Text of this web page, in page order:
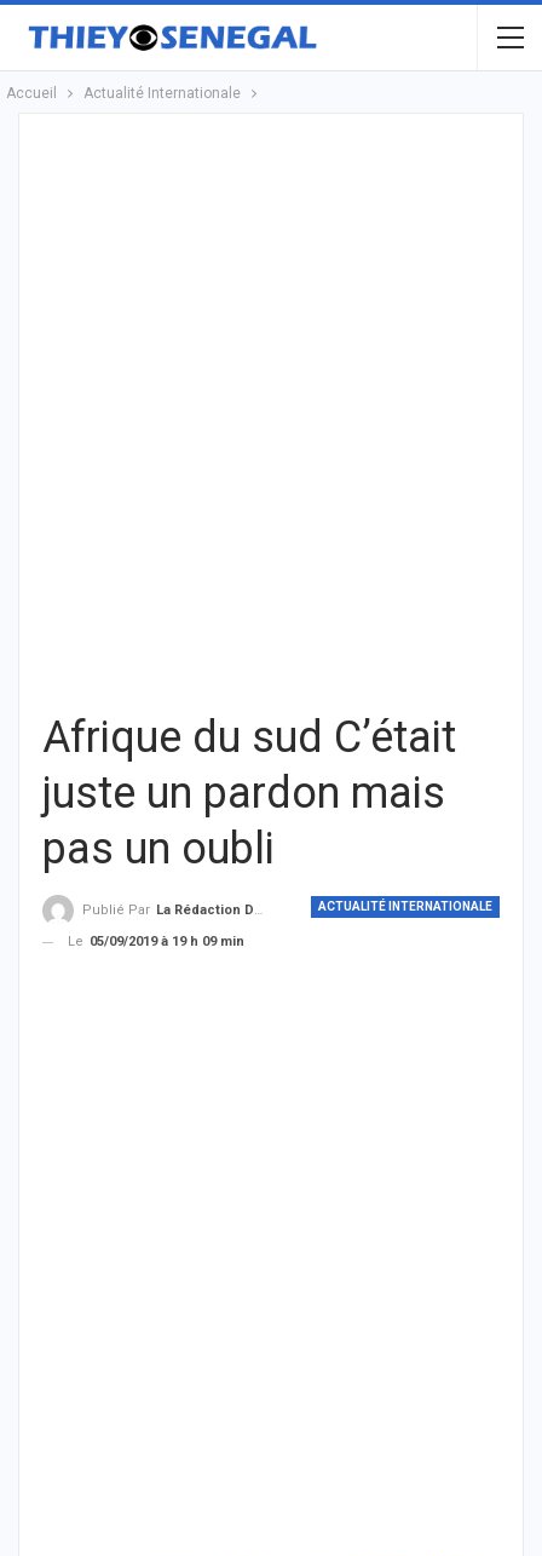
Accueil Actualité Internationale
Afrique du sud C’était
juste un pardon mais
pas un oubli
ACTUALITÉ INTERNATIONALE
Publié Par La Rédaction De THIEYSENEGAL.com
Le 05/09/2019 à 19 h 09 min